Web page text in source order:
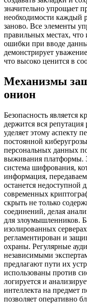
значительно упрощает
необходимости каждый
заново. Все элементы
правильных местах,
ошибки при вводе
демонстрирует
что высоко ценится в
Механизмы
онион
Безопасность является
держится вся
уделяет этому аспекту
постоянной
персональных данных
выживания платформы.
система шифрования,
информация,
останется недоступной
современных
скрыть не только
соединений, делая
для злоумышленников.
изолированных
регламентирован и
охраны. Регулярные
независимыми
предлагают пути их
использованы против
логируется и
интеллекта на предмет
позволяет оперативно